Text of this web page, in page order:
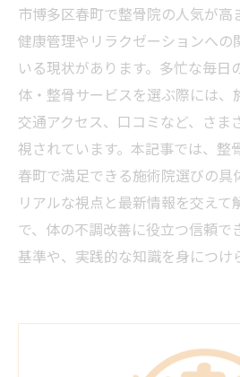
市博多区春町で整骨院の人気が高
健康管理やリラクゼーションへの
いる現状があります。多忙な毎日
体・整骨サービスを選ぶ際には、
交通アクセス、口コミなど、さま
視されています。本記事では、整
春町で満足できる施術院選びの具
リアルな視点と最新情報を交えて
で、体の不調改善に役立つ信頼で
基準や、実践的な知識を身につけ